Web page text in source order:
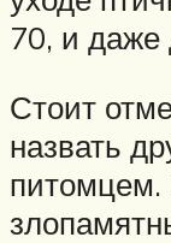
70, и даже
Стоит
назвать
питомцем.